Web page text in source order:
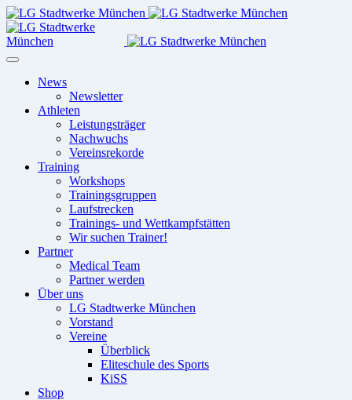
News
Newsletter
Athleten
Leistungsträger
Nachwuchs
Vereinsrekorde
Training
Workshops
Trainingsgruppen
Laufstrecken
Trainings- und Wettkampfstätten
Wir suchen Trainer!
Partner
Medical Team
Partner werden
Über uns
LG Stadtwerke München
Vorstand
Vereine
Überblick
Eliteschule des Sports
KiSS
Shop